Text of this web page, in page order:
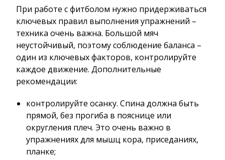
При работе с фитболом нужно придерживаться
ключевых правил выполнения упражнений –
техника очень важна. Большой мяч
неустойчивый, поэтому соблюдение баланса –
один из ключевых факторов, контролируйте
каждое движение. Дополнительные
рекомендации:
контролируйте осанку. Спина должна быть
прямой, без прогиба в пояснице или
округления плеч. Это очень важно в
упражнениях для мышц кора, приседаниях,
планке;